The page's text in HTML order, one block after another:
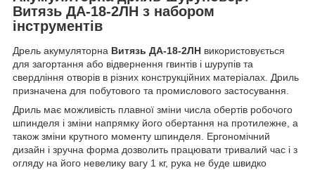
Витязь ДА-18-2ЛН з набором
інструментів
Дрель акумуляторна Витязь ДА-18-2ЛН використовується
для загортання або відвернення гвинтів і шурупів та
свердління отворів в різних конструкційних матеріалах. Дриль
призначена для побутового та промислового застосування.
Дриль має можливість плавної зміни числа обертів робочого
шпинделя і зміни напрямку його обертання на протилежне, а
також зміни крутного моменту шпинделя. Ергономічний
дизайн і зручна форма дозволить працювати тривалий час і з
огляду на його невелику вагу 1 кг, рука не буде швидко